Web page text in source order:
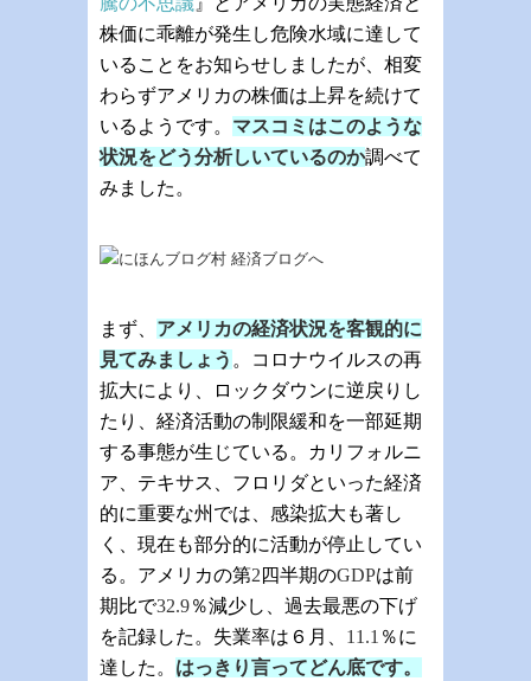
株価に乖離が発生し危険水域に達して
いることをお知らせしましたが、相変
わらずアメリカの株価は上昇を続けて
いるようです。 マスコミはこのような
状況をどう分析しいているのか調べて
みました。
まず、 アメリカの経済状況を客観的に
見てみましょう 。コロナウイルスの再
拡大により、ロックダウンに逆戻りし
たり、経済活動の制限緩和を一部延期
する事態が生じている。カリフォルニ
ア、テキサス、フロリダといった経済
的に重要な州では、感染拡大も著し
く、現在も部分的に活動が停止してい
る。アメリカの第2 四半期のGDPは前
期比で32.9％減少し、過去最悪の下げ
を記録した。失業率は６月、 11.1 ％に
達した。 はっきり言ってどん底です。